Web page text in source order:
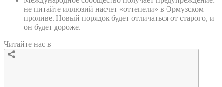
не питайте иллюзий насчет «оттепели» в Ормузском
проливе. Новый порядок будет отличаться от старого, и
он будет дороже.
Читайте нас в